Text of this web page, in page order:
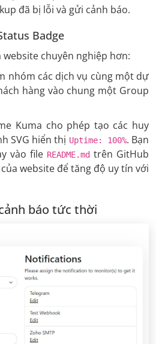
đã bị lỗi và gửi cảnh báo.
Badge
chuyên nghiệp hơn:
nhóm các dịch vụ cùng một dự
hàng vào chung một Group
Kuma cho phép tạo các huy
SVG hiển thị Uptime: 100%. Bạn
vào file README.md trên GitHub
website để tăng độ uy tín với
báo tức thời